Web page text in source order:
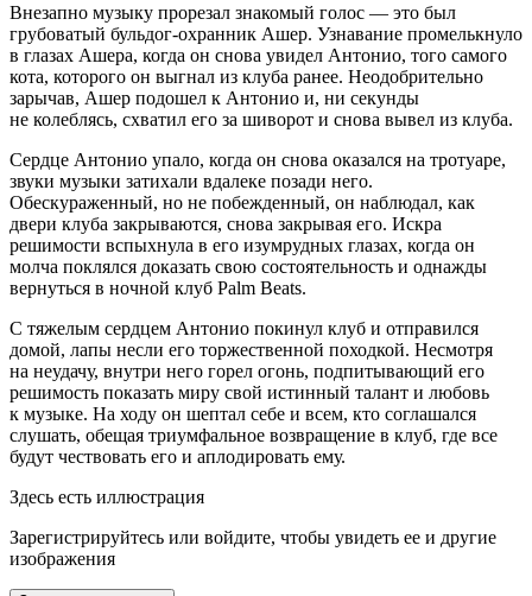
Внезапно музыку прорезал знакомый голос — это был
грубоватый бульдог-охранник Ашер. Узнавание промелькнуло
в глазах Ашера, когда он снова увидел Антонио, того самого
кота, которого он выгнал из клуба ранее. Неодобрительно
зарычав, Ашер подошел к Антонио и, ни секунды
не колеблясь, схватил его за шиворот и снова вывел из клуба.
Сердце Антонио упало, когда он снова оказался на тротуаре,
звуки музыки затихали вдалеке позади него.
Обескураженный, но не побежденный, он наблюдал, как
двери клуба закрываются, снова закрывая его. Искра
решимости вспыхнула в его изумрудных глазах, когда он
молча поклялся доказать свою состоятельность и однажды
вернуться в ночной клуб Palm Beats.
С тяжелым сердцем Антонио покинул клуб и отправился
домой, лапы несли его торжественной походкой. Несмотря
на неудачу, внутри него горел огонь, подпитывающий его
решимость показать миру свой истинный талант и любовь
к музыке. На ходу он шептал себе и всем, кто соглашался
слушать, обещая триумфальное возвращение в клуб, где все
будут чествовать его и аплодировать ему.
Здесь есть иллюстрация
Зарегистрируйтесь или войдите, чтобы увидеть ее и другие
изображения